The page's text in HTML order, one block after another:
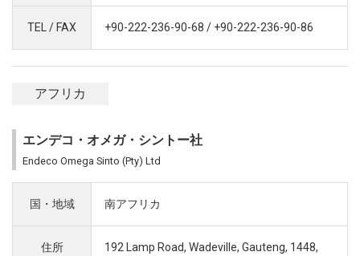
TEL / FAX +90-222-236-90-68 / +90-222-236-90-86
アフリカ
エンデコ・オメガ・シントー社
Endeco Omega Sinto (Pty) Ltd
国・地域 南アフリカ
住所
192 Lamp Road, Wadeville, Gauteng, 1448,